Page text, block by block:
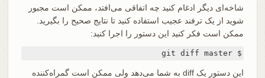
شاخه‌ای دیگر ادغام کنید چه اتفاقی می‌افتد، ممکن است مجبور
شوید از یک ترفند عجیب استفاده کنید تا نتایج صحیح را بگیرید.
ممکن است فکر کنید این دستور را اجرا کنید:
$ git diff master
این دستور یک diff به شما می‌دهد ولی ممکن است گمراه‌کننده